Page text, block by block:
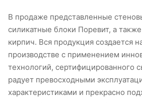
В продаже представленные
силикатные блоки Поревит, а
кирпич. Вся продукция создается
производстве с применением
технологий, сертифицированного
радует превосходными
характеристиками и прекрасно